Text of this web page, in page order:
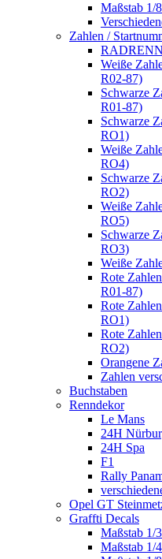
Maßstab 1/
Zahlen /
Weiße
R02-87)
Schwarze
R01-87)
Schwarze
RO1)
Weiße
RO4)
Schwarze
RO2)
Weiße
RO5)
Schwarze
RO3)
Weiße
Rote
R01-87)
Rote
RO1)
Rote
RO2)
Orangene
Zahlen
Buchstaben
Renndekor
Le Mans
24H
24H Spa
F1
Rally
Opel GT
Graffti Decals
Maßstab 1/
Maßstab 1/